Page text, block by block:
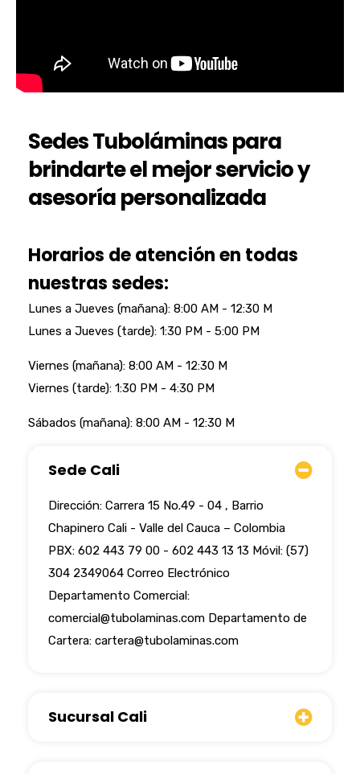
Sedes Tuboláminas para
brindarte el mejor servicio y
asesoría personalizada
Horarios de atención en todas
nuestras sedes:
Lunes a Jueves (mañana): 8:00 AM - 12:30 M
Lunes a Jueves (tarde): 1:30 PM - 5:00 PM
Viernes (mañana): 8:00 AM - 12:30 M
Viernes (tarde): 1:30 PM - 4:30 PM
Sábados (mañana): 8:00 AM - 12:30 M
Sede Cali
Dirección: Carrera 15 No.49 - 04 , Barrio
Chapinero Cali - Valle del Cauca – Colombia
PBX: 602 443 79 00 - 602 443 13 13 Móvil: (57)
304 2349064 Correo Electrónico
Departamento Comercial:
comercial@tubolaminas.com Departamento de
Cartera: cartera@tubolaminas.com
Sucursal Cali